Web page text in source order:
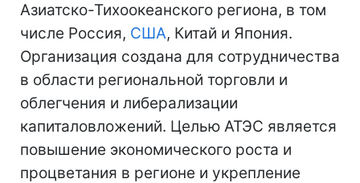
Азиатско-Тихоокеанского региона, в том
числе Россия, США, Китай и Япония.
Организация создана для сотрудничества
в области региональной торговли и
облегчения и либерализации
капиталовложений. Целью АТЭС является
повышение экономического роста и
процветания в регионе и укрепление